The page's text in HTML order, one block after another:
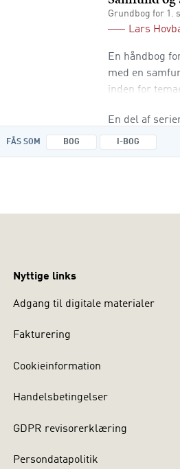
Grundbog for 1.
Lars
En håndbog
med en
inden for
organisation,
En del af
FÅS SOM BOG I-BOG
Nyttige links
Adgang til digitale materialer
Fakturering
Cookieinformation
Handelsbetingelser
GDPR revisorerklæring
Persondatapolitik